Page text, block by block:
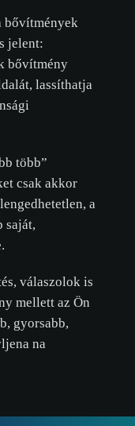
bővítmények
jelent:
bővítmény
lassíthatja
több”
csak akkor
a
saját,
válaszolok is
mellett az Ön
gyorsabb,
na